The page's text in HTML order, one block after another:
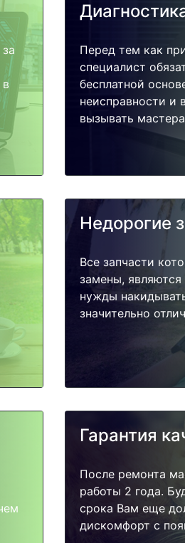
в
Перед тем как
специалист
бесплатной
неисправности и
вызывать
Недорогие
Все запчасти
замены,
нужды
значительно
Гарантия
После ремонта
работы 2 года.
срока Вам еще
дискомфорт с